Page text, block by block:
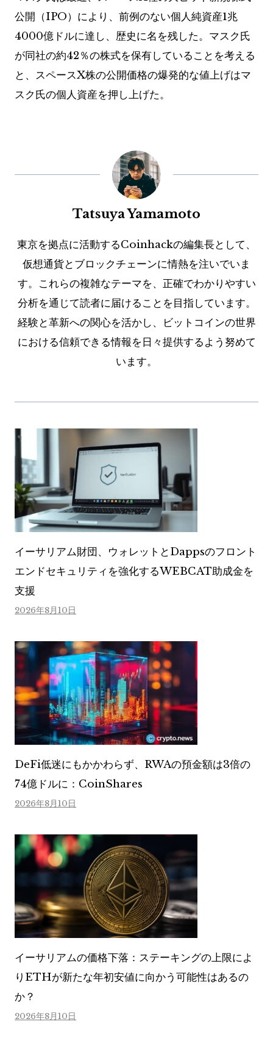
公開（IPO）により、前例のない個人純資産1兆
4000億ドルに達し、歴史に名を残した。マスク氏
が同社の約42％の株式を保有していることを考える
と、スペースX株の公開価格の爆発的な値上げはマ
スク氏の個人資産を押し上げた。
Tatsuya Yamamoto
東京を拠点に活動するCoinhackの編集長として、
仮想通貨とブロックチェーンに情熱を注いでいま
す。これらの複雑なテーマを、正確でわかりやすい
分析を通じて読者に届けることを目指しています。
経験と革新への関心を活かし、ビットコインの世界
における信頼できる情報を日々提供するよう努めて
います。
イーサリアム財団、ウォレットとDappsのフロント
エンドセキュリティを強化するWEBCAT助成金を
支援
2026年8月10日
DeFi低迷にもかかわらず、RWAの預金額は3倍の
74億ドルに：CoinShares
2026年8月10日
イーサリアムの価格下落：ステーキングの上限によ
りETHが新たな年初安値に向かう可能性はあるの
か？
2026年8月10日